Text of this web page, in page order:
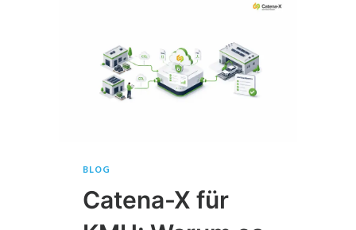
BLOG
Catena-X für